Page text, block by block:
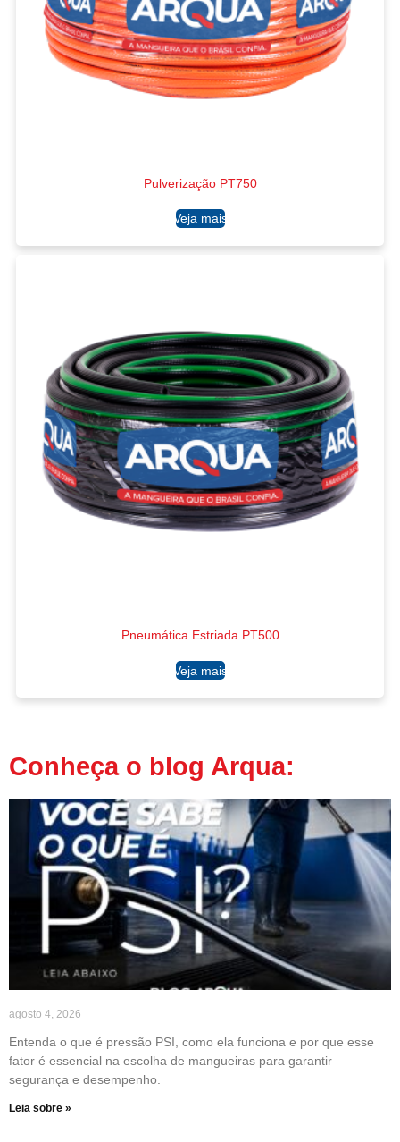
Pulverização PT750
Ler mais
Pneumática Estriada PT500
Ler mais
Conheça o blog Arqua:
agosto 4, 2026
Entenda o que é pressão PSI, como ela funciona e por que esse
fator é essencial na escolha de mangueiras para garantir
segurança e desempenho.
Leia sobre »